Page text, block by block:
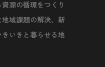
源の循環をつくり
域課題の解決、新
いきと暮らせる地